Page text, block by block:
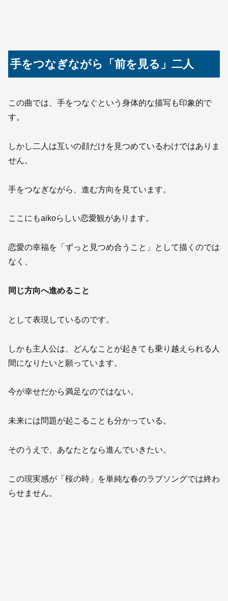
手をつなぎながら「前を見る」二人
この曲では、手をつなぐという身体的な描写も印象的で
す。
しかし二人は互いの顔だけを見つめているわけではありま
せん。
手をつなぎながら、進む方向を見ています。
ここにもaikoらしい恋愛観があります。
恋愛の幸福を「ずっと見つめ合うこと」として描くのでは
なく、
同じ方向へ進めること
として表現しているのです。
しかも主人公は、どんなことが起きても乗り越えられる人
間になりたいと願っています。
今が幸せだから満足なのではない。
未来には問題が起こることも分かっている。
そのうえで、あなたとなら進んでいきたい。
この現実感が「桜の時」を単純な春のラブソングでは終わ
らせません。